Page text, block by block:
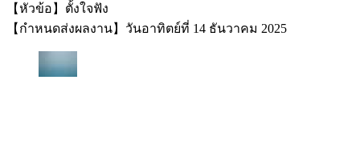
【หัวข้อ】ตั้งใจฟัง
【กำหนดส่งผลงาน】วันอาทิตย์ที่ 14 ธันวาคม 2025